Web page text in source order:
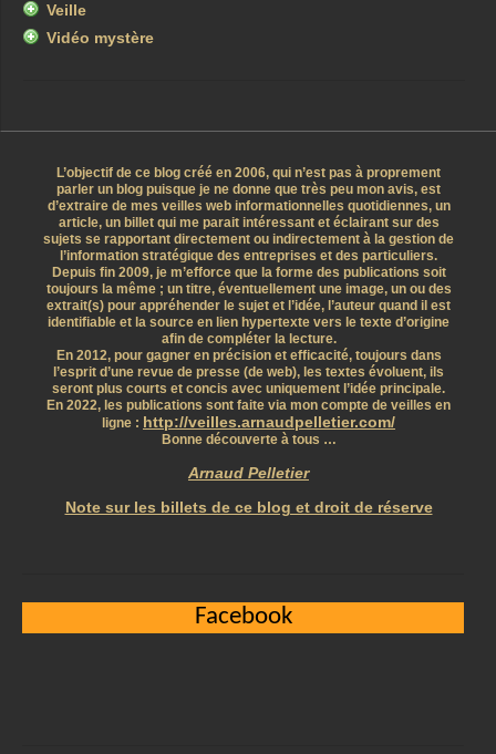
Veille
Vidéo mystère
L’objectif de ce blog créé en 2006, qui n’est pas à proprement
parler un blog puisque je ne donne que très peu mon avis, est
d’extraire de mes veilles web informationnelles quotidiennes, un
article, un billet qui me parait intéressant et éclairant sur des
sujets se rapportant directement ou indirectement à la gestion de
l’information stratégique des entreprises et des particuliers.
Depuis fin 2009, je m’efforce que la forme des publications soit
toujours la même ; un titre, éventuellement une image, un ou des
extrait(s) pour appréhender le sujet et l’idée, l’auteur quand il est
identifiable et la source en lien hypertexte vers le texte d’origine
afin de compléter la lecture.
En 2012, pour gagner en précision et efficacité, toujours dans
l’esprit d’une revue de presse (de web), les textes évoluent, ils
seront plus courts et concis avec uniquement l’idée principale.
En 2022, les publications sont faite via mon compte de veilles en
ligne : http://veilles.arnaudpelletier.com/
Bonne découverte à tous …
Arnaud Pelletier
Note sur les billets de ce blog et droit de réserve
Facebook